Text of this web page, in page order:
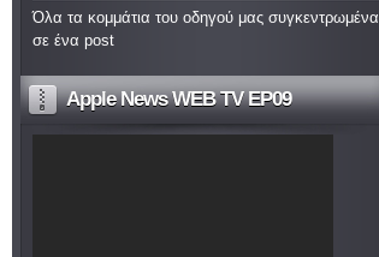
Όλα τα κομμάτια του οδηγού μας συγκεντρωμένα
σε ένα post
Apple News WEB TV EP09